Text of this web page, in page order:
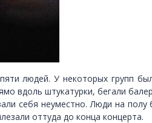
людей. У некоторых групп
вдоль штукатурки, бегали
себя неуместно. Люди на полу
оттуда до конца концерта.